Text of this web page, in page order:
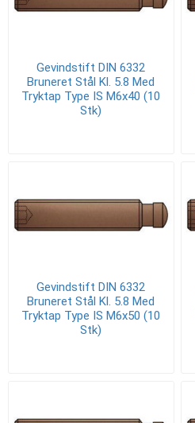
Gevindstift DIN 6332
Bruneret Stål Kl. 5.8 Med
Tryktap Type IS M6x40 (10
Stk)
Gevindstift DIN 6332
Bruneret Stål Kl. 5.8 Med
Tryktap Type IS M6x50 (10
Stk)